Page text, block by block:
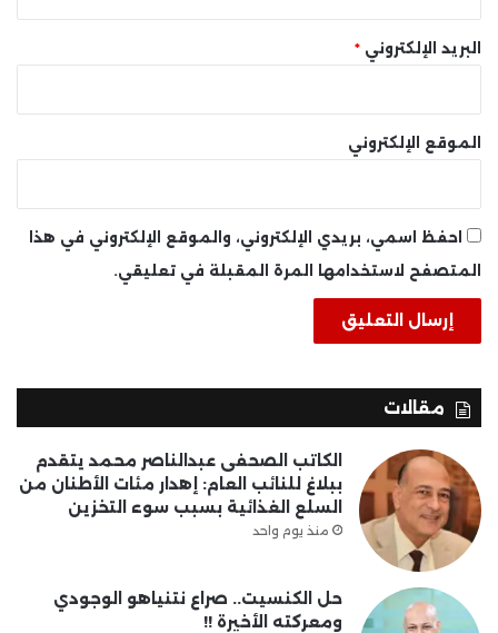
البريد الإلكتروني *
الموقع الإلكتروني
احفظ اسمي، بريدي الإلكتروني، والموقع الإلكتروني في هذا
المتصفح لاستخدامها المرة المقبلة في تعليقي.
مقالات
الكاتب الصحفى عبدالناصر محمد يتقدم
ببلاغ للنائب العام: إهدار مئات الأطنان من
السلع الغذائية بسبب سوء التخزين
منذ يوم واحد
حل الكنسيت.. صراع نتنياهو الوجودي
ومعركته الأخيرة !!